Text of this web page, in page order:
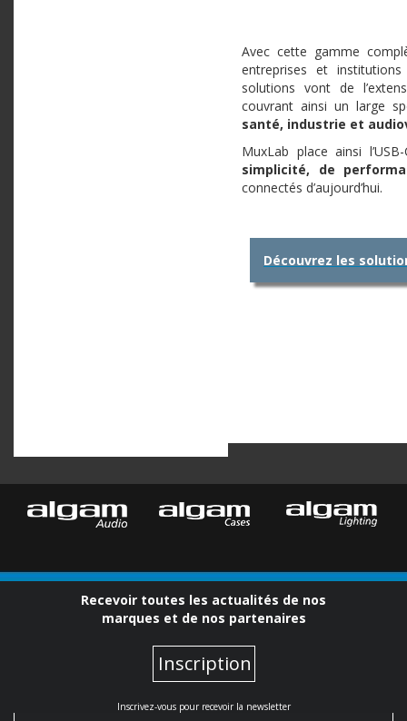
Avec cette gamme
entreprises et
solutions vont de
couvrant ainsi un large
santé, industrie et
MuxLab place ainsi
simplicité, de
connectés d’aujourd’hui.
Découvrez les
Recevoir toutes les actualités de nos
marques et de nos partenaires
Inscription
Inscrivez-vous pour recevoir la newsletter